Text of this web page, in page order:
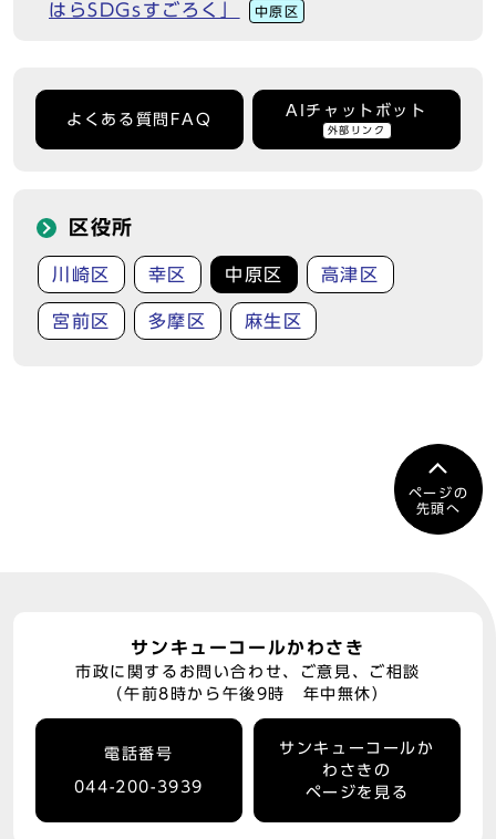
はらSDGsすごろく」
中原区
よくある質問FAQ
AIチャットボット
外部リンク
区役所
川崎区 幸区 中原区 高津区
宮前区 多摩区 麻生区
ページの
先頭へ
サンキューコールかわさき
市政に関するお問い合わせ、ご意見、ご相談
（午前8時から午後9時 年中無休）
電話番号
044-200-3939
サンキューコールか
わさきの
ページを見る